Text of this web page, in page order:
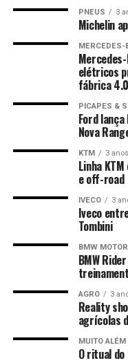
PNEUS 3
Michelin
MERCEDES-
elétricos
fábrica
PICAPES &
Ford
Nova
KTM 3
Linha
e off-road
IVECO 3
Iveco
Tombini
BMW
BMW
AGRO 3
Reality
agrícolas
MUITO
O ritual do